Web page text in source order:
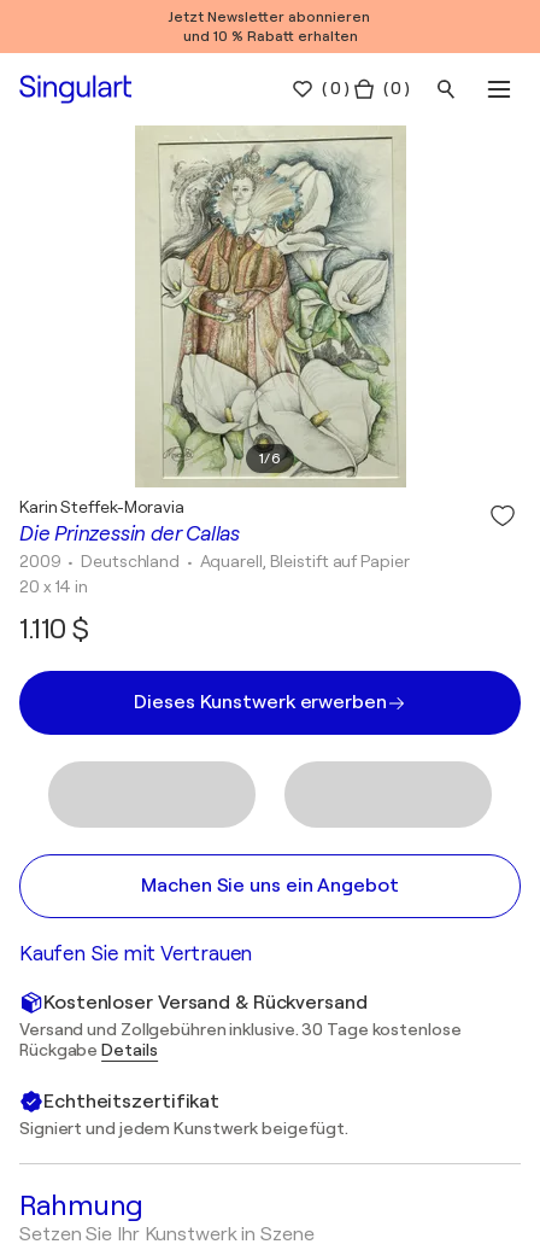
Jetzt Newsletter abonnieren
und 10 % Rabatt erhalten
(0 ) ( 0 )
1/6
Die Prinzessin der Callas
Karin Steffek-Moravia
2009 • Deutschland • Aquarell, Bleistift auf Papier
20 x 14 in
1.110 $
Dieses Kunstwerk erwerben
Machen Sie uns ein Angebot
Kaufen Sie mit Vertrauen
Kostenloser Versand & Rückversand
Versand und Zollgebühren inklusive. 30 Tage kostenlose
RückgabeDetails
Echtheitszertifikat
Signiert und jedem Kunstwerk beigefügt.
Rahmung
Setzen Sie Ihr Kunstwerk in Szene